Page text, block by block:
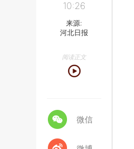
10:26
来源:
河北日报
阅读正文
微信